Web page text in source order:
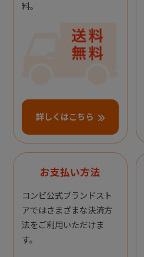
料。
詳しくはこちら
お支払い方法
コンビ公式ブランドスト
アではさまざまな決済方
法をご利用いただけま
す。